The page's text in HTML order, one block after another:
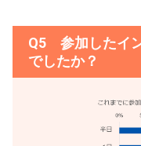
Q5 参加したイ
でしたか？